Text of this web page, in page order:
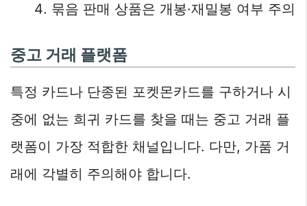
묶음 판매 상품은 개봉·재밀봉 여부 주의
중고 거래 플랫폼
특정 카드나 단종된 포켓몬카드를 구하거나 시
중에 없는 희귀 카드를 찾을 때는 중고 거래 플
랫폼이 가장 적합한 채널입니다. 다만, 가품 거
래에 각별히 주의해야 합니다.